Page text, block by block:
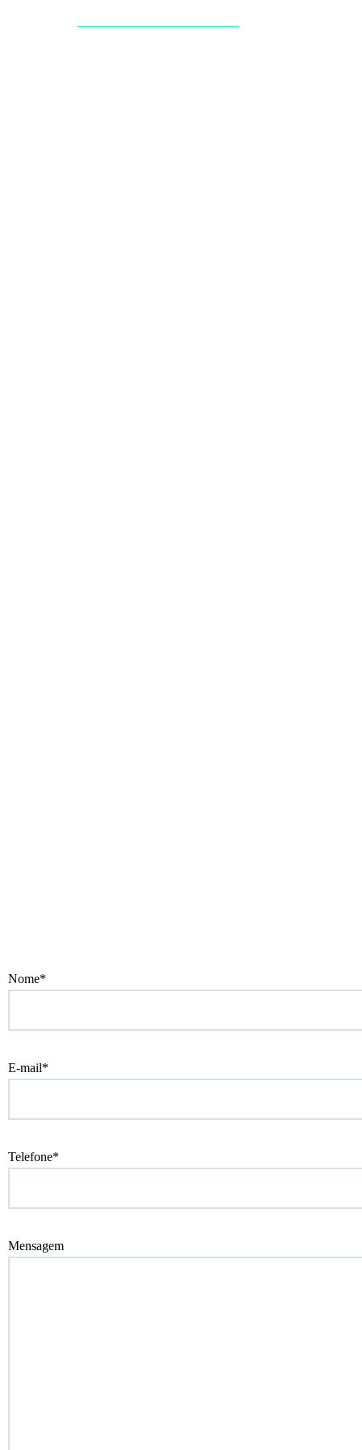
Agenciamento Produção
Nome*
E-mail*
Telefone*
Mensagem